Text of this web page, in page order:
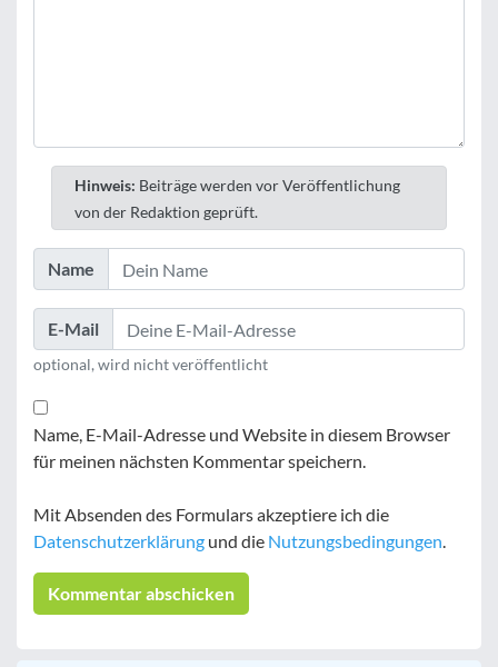
Hinweis: Beiträge werden vor Veröffentlichung
von der Redaktion geprüft.
Name
E-Mail
optional, wird nicht veröffentlicht
Name, E-Mail-Adresse und Website in diesem Browser
für meinen nächsten Kommentar speichern.
Mit Absenden des Formulars akzeptiere ich die
Datenschutzerklärung und die Nutzungsbedingungen.